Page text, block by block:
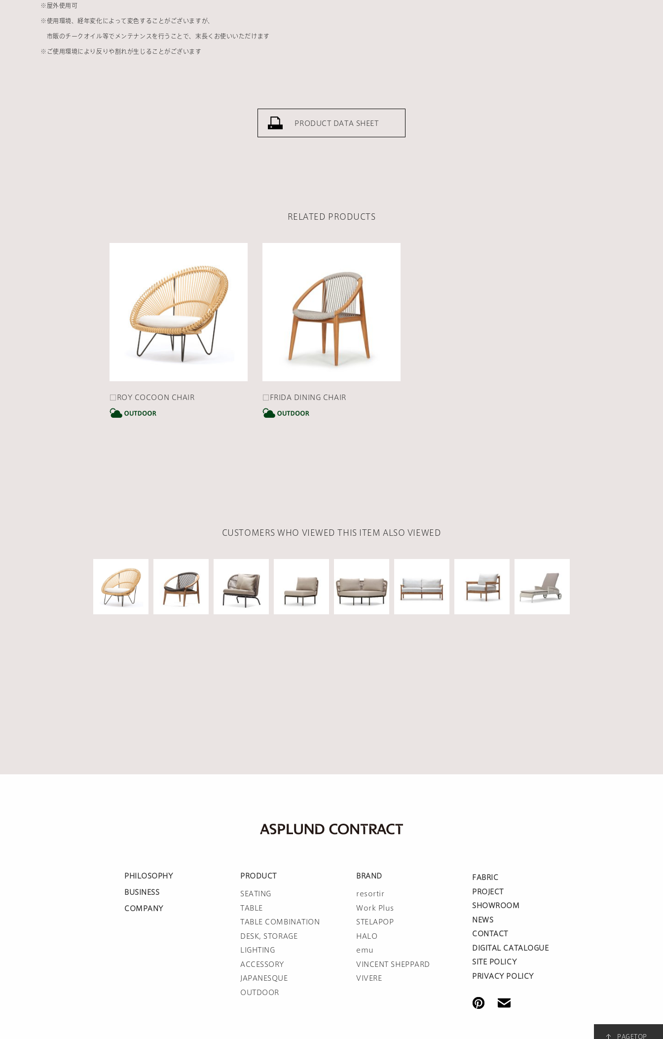
※ 屋外使用可
※使用環境、経年変化によって変色することがございますが、
市販のチークオイル等でメンテナンスを行うことで、末長くお使いいただけます
※ ご使用環境により反りや割れが生じることがございます
PRODUCT DATA SHEET
RELATED PRODUCTS
□ROY COCOON CHAIR
CATEGORY
□FRIDA DINING CHAIR
CUSTOMERS WHO VIEWED THIS ITEM ALSO VIEWED
PHILOSOPHY
BUSINESS
COMPANY
PRODUCT
SEATING
TABLE
TABLE COMBINATION
DESK, STORAGE
LIGHTING
ACCESSORY
JAPANESQUE
OUTDOOR
BRAND
resortir
Work Plus
STELAPOP
HALO
emu
VINCENT SHEPPARD
VIVERE
FABRIC
PROJECT
SHOWROOM
NEWS
CONTACT
DIGITAL CATALOGUE
SITE POLICY
PRIVACY POLICY
PAGETOP